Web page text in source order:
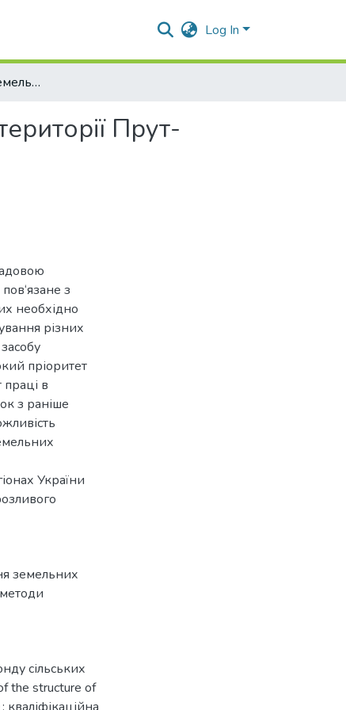
Log In
Аналіз структури земельного фонду сільських рад території Прут-Сіретського межиріччя
Прут-
з
необхідно
різних
пріоритет
в
з раніше
України
земельних
методи
сільських
the structure of